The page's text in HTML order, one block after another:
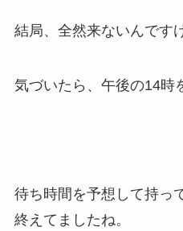
結局、全然来ないんです
気づいたら、午後の14時
待ち時間を予想して持っ
終えてましたね。